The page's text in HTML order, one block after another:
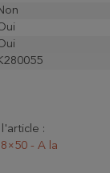
:
- A la